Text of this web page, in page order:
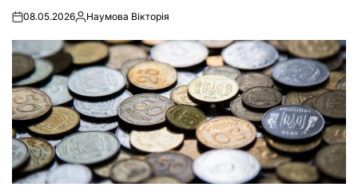
on08.05.2026Опубліковано
Наумова Вікторія